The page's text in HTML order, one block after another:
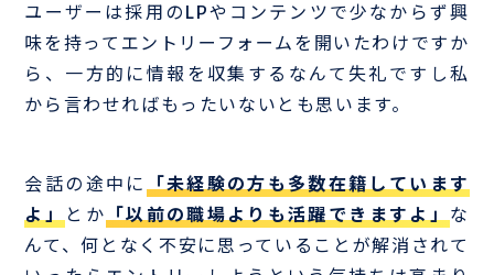
ユーザーは採用のLPやコンテンツで少なからず興
味を持ってエントリーフォームを開いたわけですか
ら、一方的に情報を収集するなんて失礼ですし私
から言わせればもったいないとも思います。
会話の途中に 「未経験の方も多数在籍しています
よ」とか「以前の職場よりも活躍できますよ」な
んて、何となく不安に思っていることが解消されて